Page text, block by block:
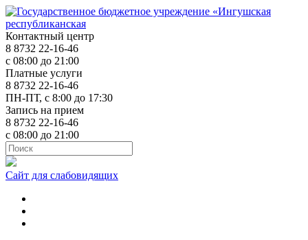
Контактный центр
8 8732 22-16-46
с 08:00 до 21:00
Платные услуги
8 8732 22-16-46
ПН-ПТ, с 8:00 до 17:30
Запись на прием
8 8732 22-16-46
с 08:00 до 21:00
Сайт для слабовидящих